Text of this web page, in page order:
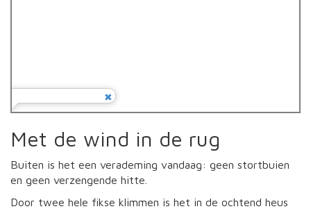
Met de wind in de rug
Buiten is het een verademing vandaag: geen stortbuien
en geen verzengende hitte.
Door twee hele fikse klimmen is het in de ochtend heus